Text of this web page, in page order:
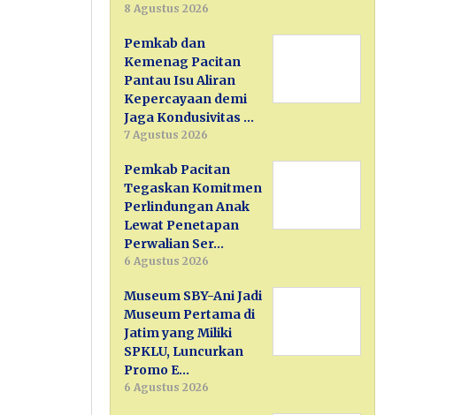
8 Agustus 2026
Pemkab dan
Kemenag Pacitan
Pantau Isu Aliran
Kepercayaan demi
Jaga Kondusivitas …
7 Agustus 2026
Pemkab Pacitan
Tegaskan Komitmen
Perlindungan Anak
Lewat Penetapan
Perwalian Ser…
6 Agustus 2026
Museum SBY-Ani Jadi
Museum Pertama di
Jatim yang Miliki
SPKLU, Luncurkan
Promo E…
6 Agustus 2026